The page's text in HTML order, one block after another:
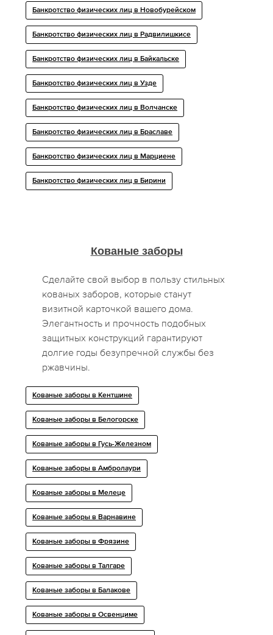
Банкротство физических лиц в Новобурейском
Банкротство физических лиц в Радвилишкисе
Банкротство физических лиц в Байкальске
Банкротство физических лиц в Узде
Банкротство физических лиц в Волчанске
Банкротство физических лиц в Браславе
Банкротство физических лиц в Марциене
Банкротство физических лиц в Бирини
Кованые заборы
Сделайте свой выбор в пользу стильных
кованых заборов, которые станут
визитной карточкой вашего дома.
Элегантность и прочность подобных
защитных конструкций гарантируют
долгие годы безупречной службы без
ржавчины.
Кованые заборы в Кентшине
Кованые заборы в Белогорске
Кованые заборы в Гусь-Железном
Кованые заборы в Амбролаури
Кованые заборы в Мелеце
Кованые заборы в Варнавине
Кованые заборы в Фрязине
Кованые заборы в Талгаре
Кованые заборы в Балакове
Кованые заборы в Освенциме